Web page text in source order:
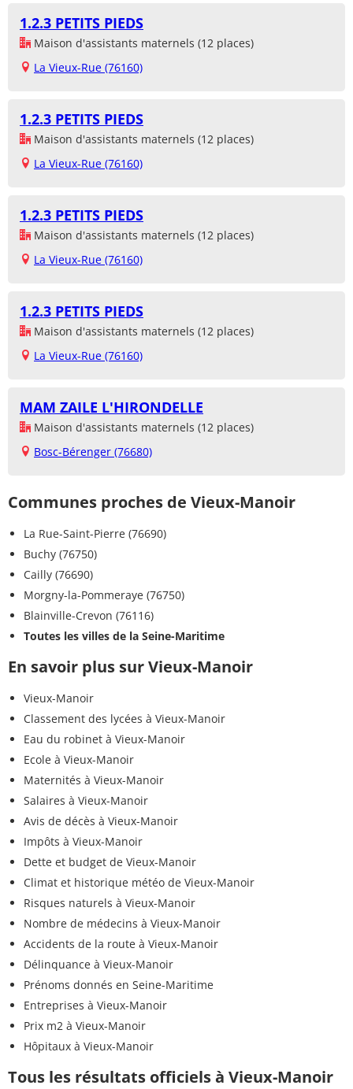
1.2.3 PETITS PIEDS
Maison d'assistants maternels (12 places)
La Vieux-Rue (76160)
1.2.3 PETITS PIEDS
Maison d'assistants maternels (12 places)
La Vieux-Rue (76160)
1.2.3 PETITS PIEDS
Maison d'assistants maternels (12 places)
La Vieux-Rue (76160)
1.2.3 PETITS PIEDS
Maison d'assistants maternels (12 places)
La Vieux-Rue (76160)
MAM ZAILE L'HIRONDELLE
Maison d'assistants maternels (12 places)
Bosc-Bérenger (76680)
Communes proches de Vieux-Manoir
La Rue-Saint-Pierre (76690)
Buchy (76750)
Cailly (76690)
Morgny-la-Pommeraye (76750)
Blainville-Crevon (76116)
Toutes les villes de la Seine-Maritime
En savoir plus sur Vieux-Manoir
Vieux-Manoir
Classement des lycées à Vieux-Manoir
Eau du robinet à Vieux-Manoir
Ecole à Vieux-Manoir
Maternités à Vieux-Manoir
Salaires à Vieux-Manoir
Avis de décès à Vieux-Manoir
Impôts à Vieux-Manoir
Dette et budget de Vieux-Manoir
Climat et historique météo de Vieux-Manoir
Risques naturels à Vieux-Manoir
Nombre de médecins à Vieux-Manoir
Accidents de la route à Vieux-Manoir
Délinquance à Vieux-Manoir
Prénoms donnés en Seine-Maritime
Entreprises à Vieux-Manoir
Prix m2 à Vieux-Manoir
Hôpitaux à Vieux-Manoir
Tous les résultats officiels à Vieux-Manoir